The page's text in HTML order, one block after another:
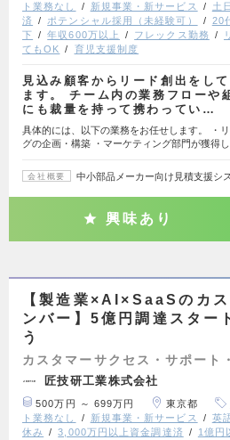
ト業務なし
新規事業・新サービス 土
済
ポテンシャル採用（未経験可） 20
下
年収600万以上 フレックス勤務
てもOK
育児支援制度
見込み顧客からリード創出をし
ます。 チーム内の業務フローや
にも裁量を持って携わってい…
具体的には、以下の業務をお任せします。 ・
グの企画・構築 ・マーケティング部門が獲得
会社概要 中小部品メーカー向け見積支援シ
興味あり
【製造業×AI×SaaSのカ
ンバー】5億円調達スター
う
カスタマーサクセス・サポート
匠技研工業株式会社
500万円 ～ 699万円 東京都
ト業務なし
新規事業・新サービス 英
休み
3,000万円以上資金調達済 1億円